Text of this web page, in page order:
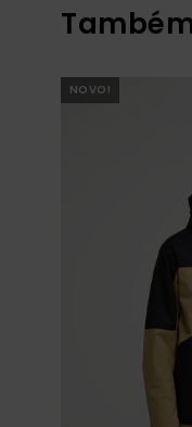
Avançar
para
procurar
Avançar
para
ordenar
NOVO!